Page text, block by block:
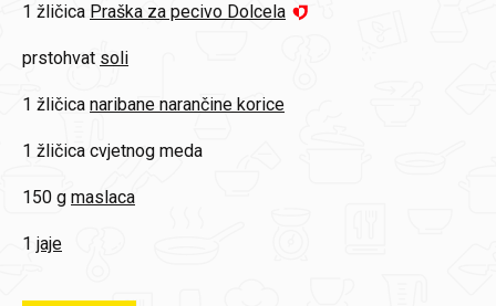
1 žličica Praška za pecivo Dolcela
prstohvat soli
1 žličica naribane narančine korice
1 žličica cvjetnog meda
150 g maslaca
1 jaje